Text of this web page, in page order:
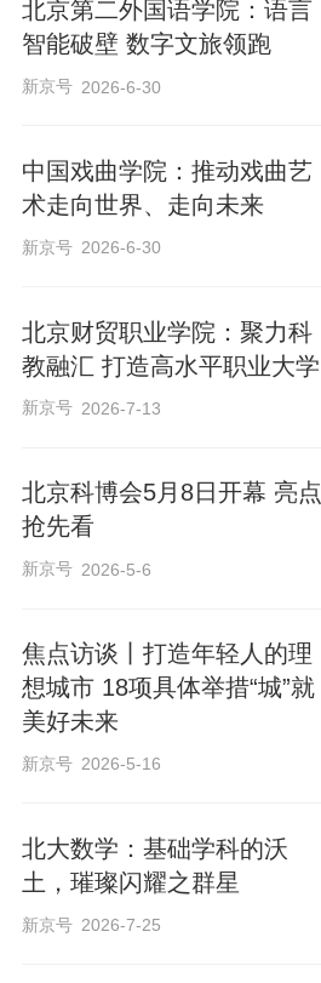
北京第二外国语学院：语言
智能破壁 数字文旅领跑
新京号 2026-6-30
中国戏曲学院：推动戏曲艺
术走向世界、走向未来
新京号 2026-6-30
北京财贸职业学院：聚力科
教融汇 打造高水平职业大学
新京号 2026-7-13
北京科博会5月8日开幕 亮点
抢先看
新京号 2026-5-6
焦点访谈丨打造年轻人的理
想城市 18项具体举措“城”就
美好未来
新京号 2026-5-16
北大数学：基础学科的沃
土，璀璨闪耀之群星
新京号 2026-7-25